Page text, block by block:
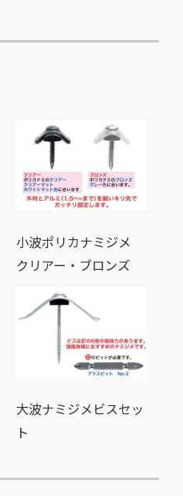
小波ポリカナミジメ
クリアー・ブロンズ
大波ナミジメビスセッ
ト